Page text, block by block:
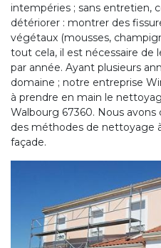
intempéries ; sans entretien,
détériorer : montrer des
végétaux (mousses,
tout cela, il est nécessaire de
par année. Ayant plusieurs
domaine ; notre entreprise
à prendre en main le
Walbourg 67360. Nous
des méthodes de nettoyage
façade.